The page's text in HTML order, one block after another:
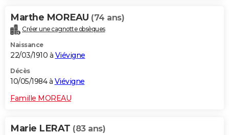
Marthe MOREAU (74 ans)
Créer une cagnotte obsèques
Naissance
22/03/1910 à Viévigne
Décès
10/05/1984 à Viévigne
Famille MOREAU
Marie LERAT (83 ans)